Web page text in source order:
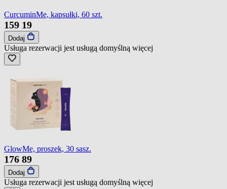
CurcuminMe, kapsułki, 60 szt.
159 19
Dodaj
Usługa rezerwacji jest usługą domyślną więcej
GlowMe, proszek, 30 sasz.
176 89
Dodaj
Usługa rezerwacji jest usługą domyślną więcej